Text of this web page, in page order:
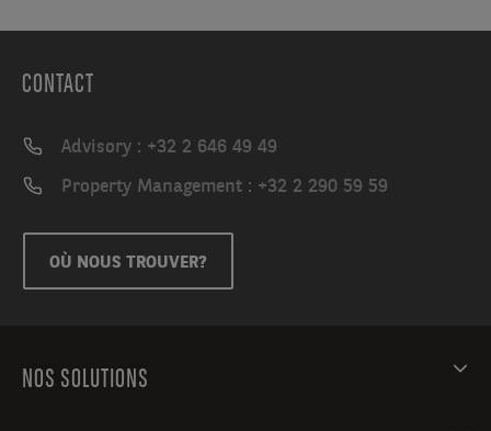
CONTACT
Advisory : +32 2 646 49 49
Property Management : +32 2 290 59 59
OÙ NOUS TROUVER?
NOS SOLUTIONS